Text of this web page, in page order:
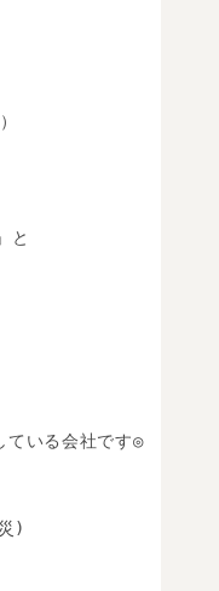
）
と
ている会社です◎
)